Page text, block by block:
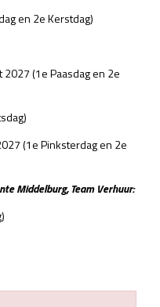
en 2e Kerstdag)
(1e Paasdag en 2e
(1e Pinksterdag en 2e
Middelburg, Team Verhuur: